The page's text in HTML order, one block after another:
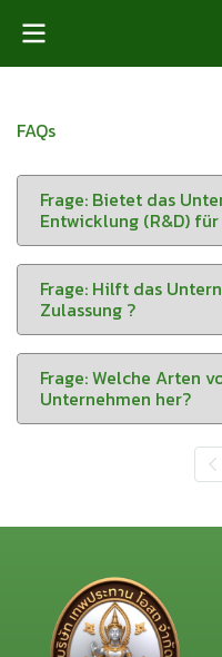
FAQs
Frage: Bietet das
Entwicklung (R&D)
Frage: Hilft das
Zulassung ?
Frage: Welche Arten
Unternehmen her?